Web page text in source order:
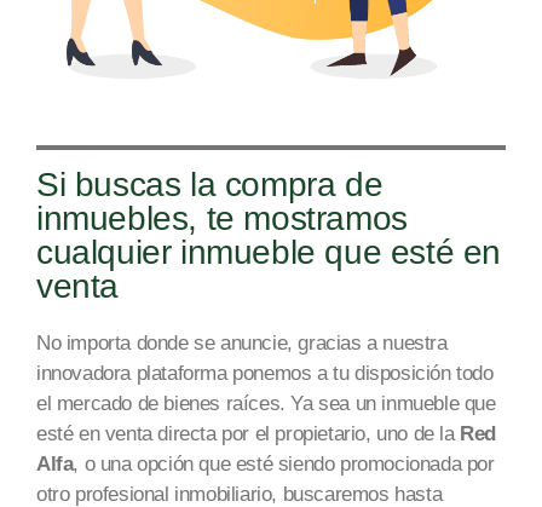
Si buscas la compra de
inmuebles, te mostramos
cualquier inmueble que esté en
venta
No importa donde se anuncie, gracias a nuestra
innovadora plataforma ponemos a tu disposición todo
el mercado de bienes raíces. Ya sea un inmueble que
esté en venta directa por el propietario, uno de la Red
Alfa, o una opción que esté siendo promocionada por
otro profesional inmobiliario, buscaremos hasta